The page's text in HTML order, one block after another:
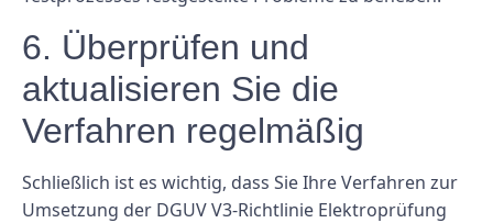
6. Überprüfen und
aktualisieren Sie die
Verfahren regelmäßig
Schließlich ist es wichtig, dass Sie Ihre Verfahren zur
Umsetzung der DGUV V3-Richtlinie Elektroprüfung